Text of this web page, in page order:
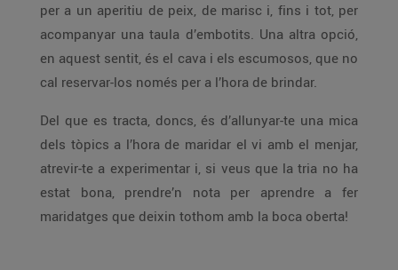
per a un aperitiu de peix, de marisc i, fins i tot, per
acompanyar una taula d’embotits. Una altra opció,
en aquest sentit, és el cava i els escumosos, que no
cal reservar-los només per a l’hora de brindar.
Del que es tracta, doncs, és d’allunyar-te una mica
dels tòpics a l’hora de maridar el vi amb el menjar,
atrevir-te a experimentar i, si veus que la tria no ha
estat bona, prendre’n nota per aprendre a fer
maridatges que deixin tothom amb la boca oberta!